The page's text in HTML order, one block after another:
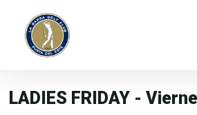
LADIES FRIDAY -